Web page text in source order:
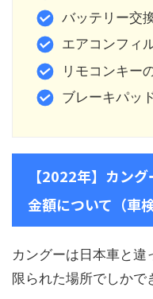
バッテリー交
エアコンフィ
リモコンキー
ブレーキパッ
【2022年】カン
金額について（車
カングーは日本車と違
限られた場所でしかで